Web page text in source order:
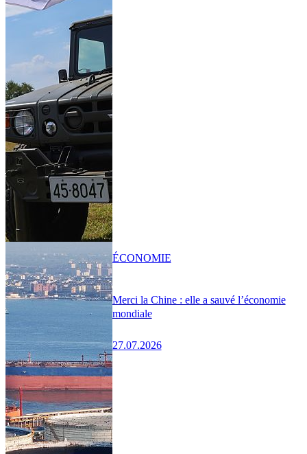
Merci la Chine : elle a sauvé l’économie
mondiale
27.07.2026
ÉCONOMIE